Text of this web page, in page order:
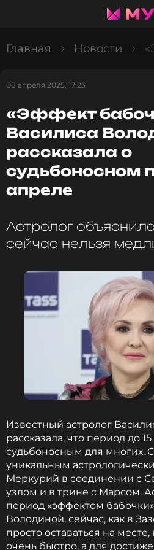
Главная Новости
08 апреля 2025, 17:23
«Эффект
Василиса
рассказала о
судьбоносном
апреле
Астролог
сейчас нельзя
Известный астролог
рассказала, что период до
судьбоносным для многих.
уникальным
Меркурий в соединении с
узлом и в трине с Марсом.
период «эффектом
Володиной, сейчас, как в
просто оставаться на
очень быстро, а для